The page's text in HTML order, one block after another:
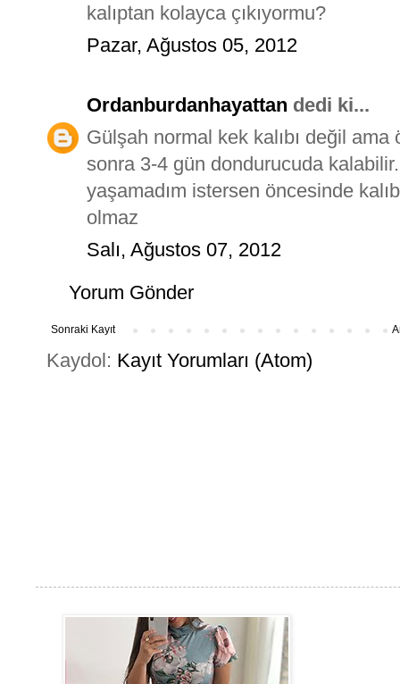
kalıptan kolayca çıkıyormu?
Pazar, Ağustos 05, 2012
Ordanburdanhayattan dedi ki...
Gülşah normal kek kalıbı değil ama
sonra 3-4 gün dondurucuda
yaşamadım istersen öncesinde
olmaz
Salı, Ağustos 07, 2012
Yorum Gönder
Sonraki Kayıt
Kaydol: Kayıt Yorumları (Atom)